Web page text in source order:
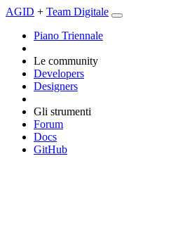
AGID + Team Digitale
Piano Triennale
Le community
Developers
Designers
Gli strumenti
Forum
Docs
GitHub